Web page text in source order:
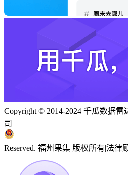
Copyright © 2014-2024 千瓜数据雷
司
|
Reserved. 福州果集 版权所有|法律